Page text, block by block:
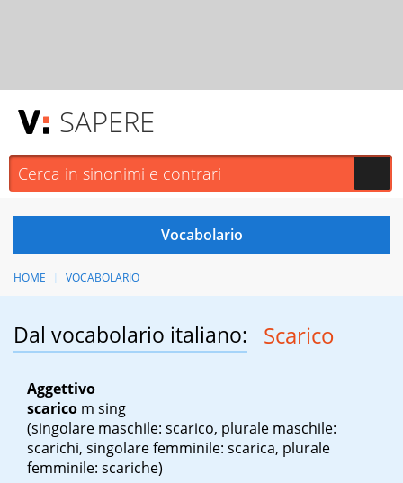
SAPERE
HOME VOCABOLARIO
Dal vocabolario italiano: Scarico
Aggettivo
scarico m sing
(singolare maschile: scarico, plurale maschile:
scarichi, singolare femminile: scarica, plurale
femminile: scariche)